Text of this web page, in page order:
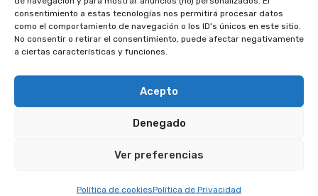
consentimiento a estas tecnologías nos permitirá procesar datos
como el comportamiento de navegación o los ID's únicos en este sitio.
No consentir o retirar el consentimiento, puede afectar negativamente
a ciertas características y funciones.
Acepto
Denegado
Ver preferencias
Política de cookiesPolítica de Privacidad
contratos bancarios y de
créditos al consumo?
La LCGC establece requisitos de validez para las
condiciones generales incluidas en contratos
claridad, sencillez y equilibrio. Si un consumidor
considera que una condición general es abusiva,
entidad financiera o acudir a la justicia ordinaria.